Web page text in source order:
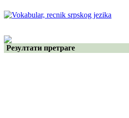
Резултати претраге